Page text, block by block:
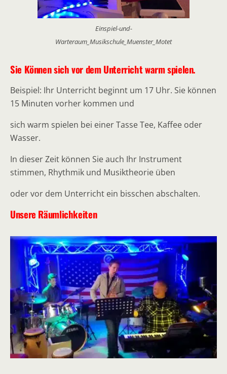
Einspiel-und-
Warteraum_Musikschule_Muenster_Motet
Sie Können sich vor dem Unterricht warm spielen.
Beispiel: Ihr Unterricht beginnt um 17 Uhr. Sie können
15 Minuten vorher kommen und
sich warm spielen bei einer Tasse Tee, Kaffee oder
Wasser.
In dieser Zeit können Sie auch Ihr Instrument
stimmen, Rhythmik und Musiktheorie üben
oder vor dem Unterricht ein bisschen abschalten.
Unsere Räumlichkeiten